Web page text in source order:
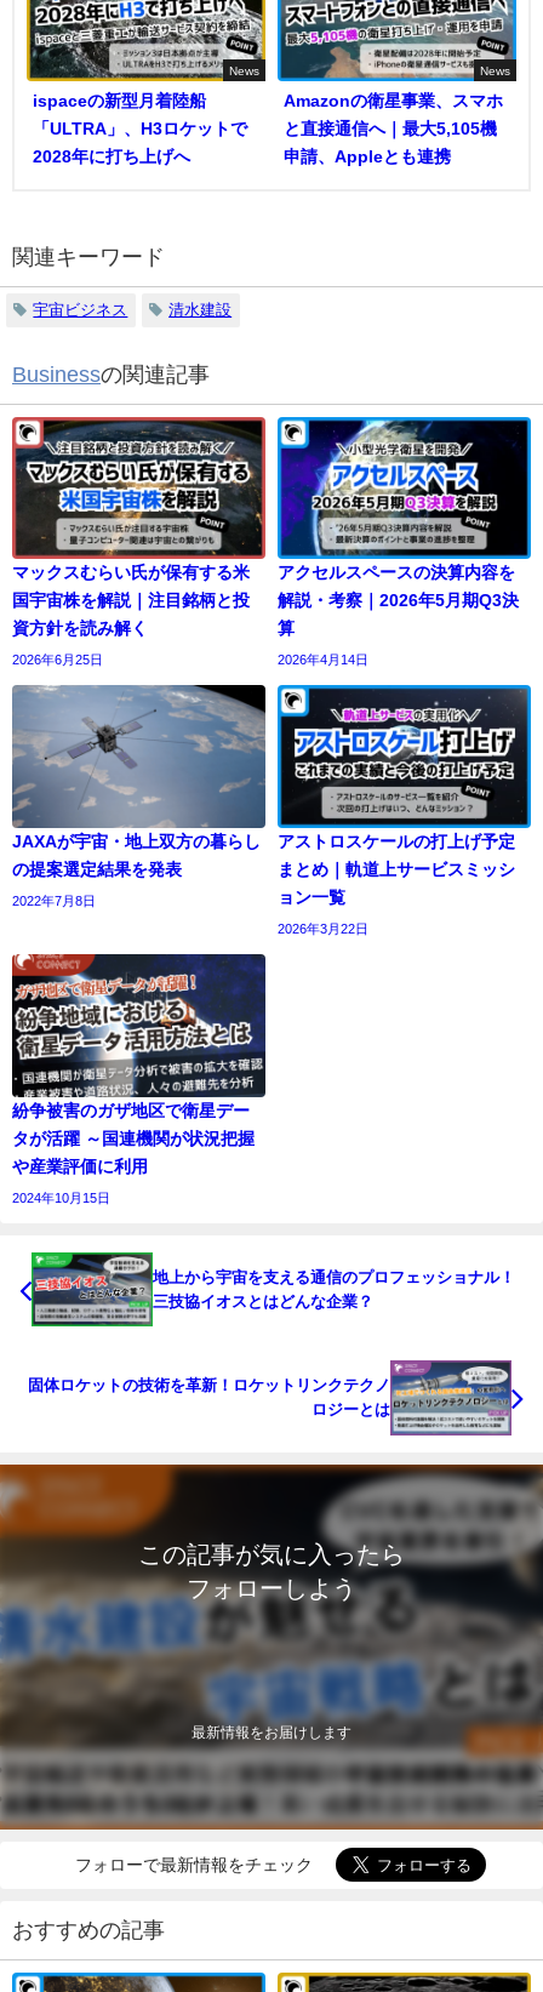
News
ispaceの新型月着陸船
「ULTRA」、H3ロケットで
2028年に打ち上げへ
News
Amazonの衛星事業、スマホ
と直接通信へ｜最大5,105機
申請、Appleとも連携
関連キーワード
宇宙ビジネス 清水建設
Businessの関連記事
マックスむらい氏が保有する米
国宇宙株を解説｜注目銘柄と投
資方針を読み解く
2026年6月25日
アクセルスペースの決算内容を
解説・考察｜2026年5月期Q3決
算
2026年4月14日
JAXAが宇宙・地上双方の暮らし
の提案選定結果を発表
2022年7月8日
アストロスケールの打上げ予定
まとめ｜軌道上サービスミッシ
ョン一覧
2026年3月22日
紛争被害のガザ地区で衛星デー
タが活躍 ～国連機関が状況把握
や産業評価に利用
2024年10月15日
地上から宇宙を支える通信のプロフェッショナル！
三技協イオスとはどんな企業？
固体ロケットの技術を革新！ロケットリンクテクノ
ロジーとは
この記事が気に入ったら
フォローしよう
最新情報をお届けします
フォローで最新情報をチェック
おすすめの記事